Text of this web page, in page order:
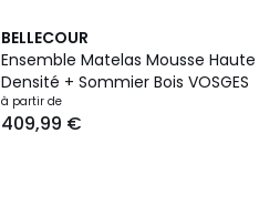
BELLECOUR
Ensemble Matelas Mousse Haute
Densité + Sommier Bois VOSGES
à partir de
409,99 €